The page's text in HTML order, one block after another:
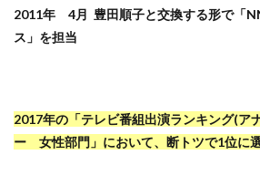
2011年 4月 豊田順子と交換する形で「
ス」を担当
2017年の「テレビ番組出演ランキング(ア
ー 女性部門」において、断トツで1位に選